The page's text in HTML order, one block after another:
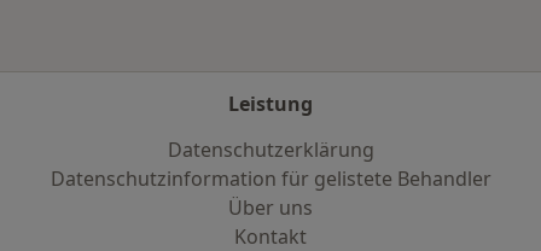
Leistung
Datenschutzerklärung
Datenschutzinformation für gelistete Behandler
Über uns
Kontakt